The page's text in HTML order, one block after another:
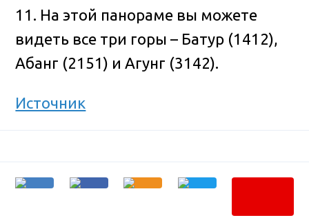
11. На этой панораме вы можете
видеть все три горы – Батур (1412),
Абанг (2151) и Агунг (3142).
Источник